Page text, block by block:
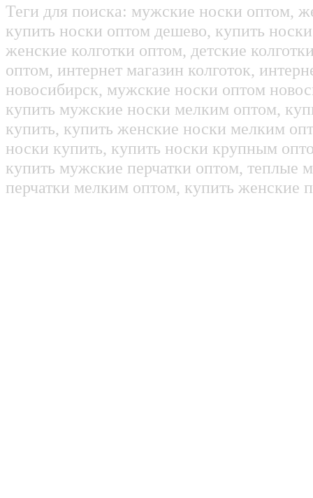
Теги для поиска: мужские носки оптом,
купить носки оптом дешево, купить
женские колготки оптом, детские
оптом, интернет магазин колготок,
новосибирск, мужские носки оптом
купить мужские носки мелким оптом,
купить, купить женские носки мелким
носки купить, купить носки крупным
купить мужские перчатки оптом, теплые
перчатки мелким оптом, купить женские